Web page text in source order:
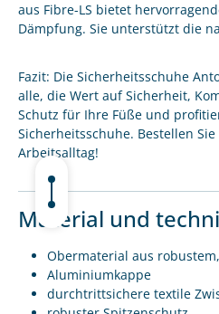
aus Fibre-LS bietet
Dämpfung. Sie unterstützt die
Fazit: Die Sicherheitsschuhe
alle, die Wert auf Sicherheit,
Schutz für Ihre Füße und
Sicherheitsschuhe. Bestellen
Arbeitsalltag!
Material und
Obermaterial aus
Aluminiumkappe
durchtrittsichere textile